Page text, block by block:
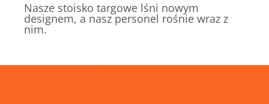
Nasze stoisko targowe lśni nowym
designem, a nasz personel rośnie wraz z
nim.